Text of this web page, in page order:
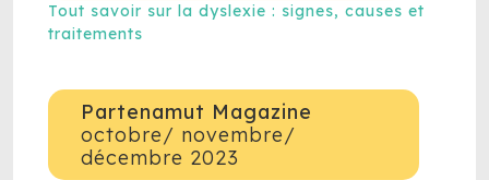
Tout savoir sur la dyslexie : signes, causes et
traitements
Partenamut Magazine
octobre/ novembre/
décembre 2023